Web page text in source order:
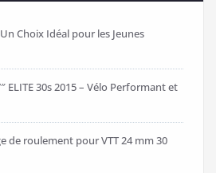
Choix Idéal pour les Jeunes
ELITE 30s 2015 – Vélo Performant et
de roulement pour VTT 24 mm 30